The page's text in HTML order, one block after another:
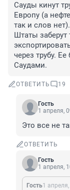
Сауды кинут
Европу (а
так и слов
Штаты
через трубу.
Саудами.
ОТВЕТИТЬ 19
Гость
1 апреля,
Это все не
ОТВЕТИТЬ
Гость
1 апреля,
Гость1